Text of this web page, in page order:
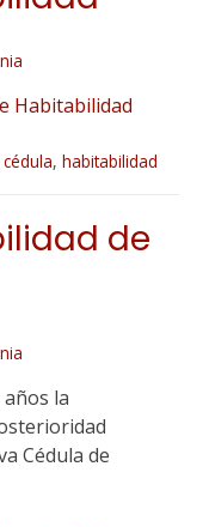
Habitabilidad
cédula, habitabilidad
de
la
Cédula de